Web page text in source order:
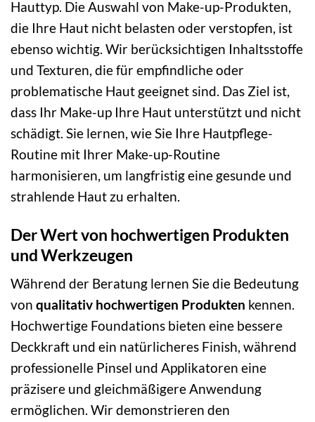
Hauttyp. Die Auswahl von Make-up-Produkten,
die Ihre Haut nicht belasten oder verstopfen, ist
ebenso wichtig. Wir berücksichtigen Inhaltsstoffe
und Texturen, die für empfindliche oder
problematische Haut geeignet sind. Das Ziel ist,
dass Ihr Make-up Ihre Haut unterstützt und nicht
schädigt. Sie lernen, wie Sie Ihre Hautpflege-
Routine mit Ihrer Make-up-Routine
harmonisieren, um langfristig eine gesunde und
strahlende Haut zu erhalten.
Der Wert von hochwertigen Produkten
und Werkzeugen
Während der Beratung lernen Sie die Bedeutung
von qualitativ hochwertigen Produkten kennen.
Hochwertige Foundations bieten eine bessere
Deckkraft und ein natürlicheres Finish, während
professionelle Pinsel und Applikatoren eine
präzisere und gleichmäßigere Anwendung
ermöglichen. Wir demonstrieren den